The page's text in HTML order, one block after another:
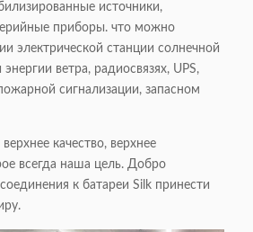
источники,
приборы. что можно
электрической станции солнечной
ветра, радиосвязях, UPS,
сигнализации, запасном
качество, верхнее
всегда наша цель. Добро
к батареи Silk принести